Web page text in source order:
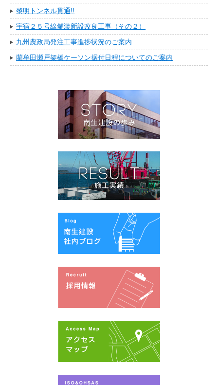
黎明トンネル貫通!!
宇宿２５号線舗装新設改良工事（その２）
九州農政局発注工事進捗状況のご案内
藺牟田瀬戸架橋ケーソン据付日程についてのご案内